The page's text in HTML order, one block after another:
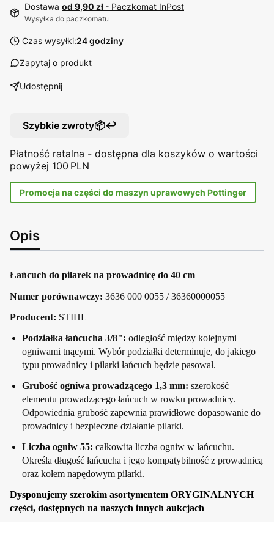
Dostawa od 9,90 zł - Paczkomat InPost
Wysyłka do paczkomatu
Czas wysyłki:24 godziny
Zapytaj o produkt
Udostępnij
Szybkie zwroty📦↩️
Płatność ratalna - dostępna dla koszyków o wartości
powyżej 100 PLN
Promocja na części do maszyn uprawowych Pottinger
Opis
Łańcuch do pilarek na prowadnicę do 40 cm
Numer porównawczy: 3636 000 0055 / 36360000055
Producent: STIHL
Podziałka łańcucha 3/8": odległość między kolejnymi
ogniwami tnącymi. Wybór podziałki determinuje, do jakiego
typu prowadnicy i pilarki łańcuch będzie pasował.
Grubość ogniwa prowadzącego 1,3 mm: szerokość
elementu prowadzącego łańcuch w rowku prowadnicy.
Odpowiednia grubość zapewnia prawidłowe dopasowanie do
prowadnicy i bezpieczne działanie pilarki.
Liczba ogniw 55: całkowita liczba ogniw w łańcuchu.
Określa długość łańcucha i jego kompatybilność z prowadnicą
oraz kołem napędowym pilarki.
Dysponujemy szerokim asortymentem ORYGINALNYCH
części, dostępnych na naszych innych aukcjach